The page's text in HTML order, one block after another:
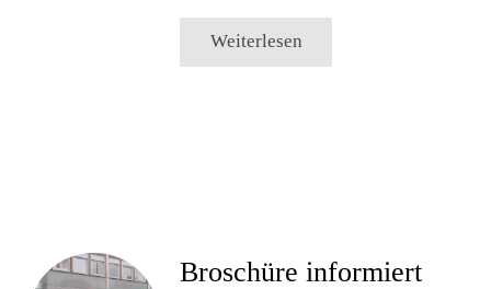
Weiterlesen
Broschüre informiert